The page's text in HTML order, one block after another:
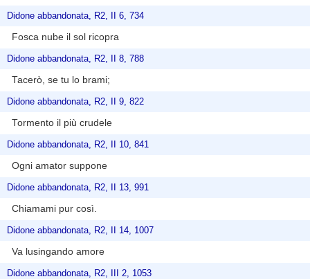
Didone abbandonata, R2, II 6, 734
Fosca nube il sol ricopra
Didone abbandonata, R2, II 8, 788
Tacerò, se tu lo brami;
Didone abbandonata, R2, II 9, 822
Tormento il più crudele
Didone abbandonata, R2, II 10, 841
Ogni amator suppone
Didone abbandonata, R2, II 13, 991
Chiamami pur così.
Didone abbandonata, R2, II 14, 1007
Va lusingando amore
Didone abbandonata, R2, III 2, 1053